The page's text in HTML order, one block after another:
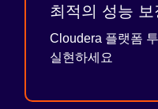
최적의 성능 보
Cloudera 플랫폼
실현하세요